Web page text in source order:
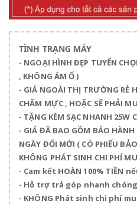
TÌNH TRẠNG MÁY
- NGOẠI HÌNH ĐẸP TUYỂN
, KHÔNG ÁM Ố )
- GIÁ NGOÀI THỊ TRƯỜNG RẺ
CHẤM MỰC , HOẶC SẼ PHẢI
- TẶNG KÈM SẠC NHANH 25W
- GIÁ ĐÃ BAO GỒM BẢO
NGÀY ĐỔI MỚI ( CÓ PHIẾU
KHÔNG PHÁT SINH CHI PHÍ
- Cam kết HOÀN 100% TIỀN
- Hỗ trợ trả góp nhanh chóng
- KHÔNG Phát sinh chi phí